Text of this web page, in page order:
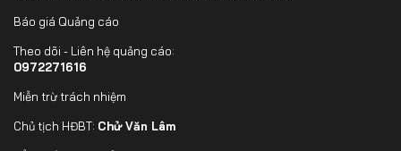
Báo giá Quảng cáo
Theo dõi - Liên hệ quảng cáo:
0972271616
Miễn trừ trách nhiệm
Chủ tịch HĐBT: Chử Văn Lâm